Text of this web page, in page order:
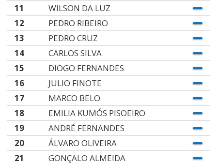
11
WILSON DA LUZ
12
PEDRO RIBEIRO
13
PEDRO CRUZ
14
CARLOS SILVA
15
DIOGO FERNANDES
16
JULIO FINOTE
17
MARCO BELO
18
EMILIA KUMÓS PISOEIRO
19
ANDRÉ FERNANDES
20
ÁLVARO OLIVEIRA
21
GONÇALO ALMEIDA